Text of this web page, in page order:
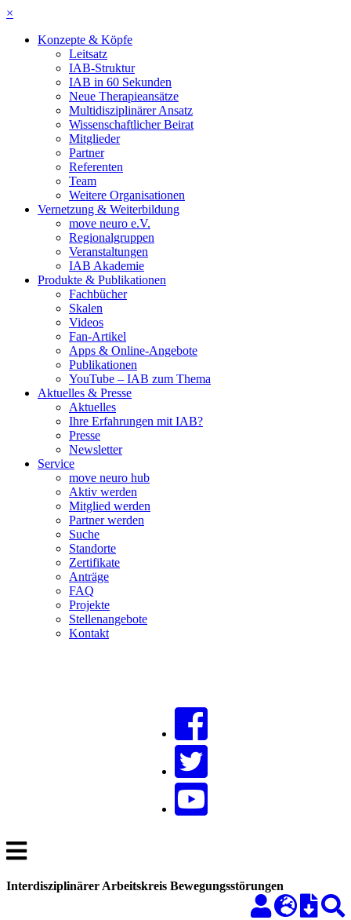
×
Konzepte & Köpfe
Leitsatz
IAB-Struktur
IAB in 60 Sekunden
Neue Therapieansätze
Multidisziplinärer Ansatz
Wissenschaftlicher Beirat
Mitglieder
Partner
Referenten
Team
Weitere Organisationen
Vernetzung & Weiterbildung
move neuro e.V.
Regionalgruppen
Veranstaltungen
IAB Akademie
Produkte & Publikationen
Fachbücher
Skalen
Videos
Fan-Artikel
Apps & Online-Angebote
Publikationen
YouTube – IAB zum Thema
Aktuelles & Presse
Aktuelles
Ihre Erfahrungen mit IAB?
Presse
Newsletter
Service
move neuro hub
Aktiv werden
Mitglied werden
Partner werden
Suche
Standorte
Zertifikate
Anträge
FAQ
Projekte
Stellenangebote
Kontakt
Interdisziplinärer Arbeitskreis Bewegungsstörungen